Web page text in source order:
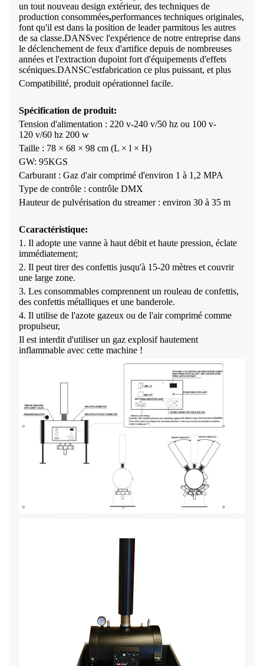
un tout nouveau design extérieur, des techniques de
production consommées,performances techniques originales,
font qu'il est dans la position de leader parmitous les autres
de sa classe.DANSvec l'expérience de notre entreprise dans
le déclenchement de feux d'artifice depuis de nombreuses
années et l'extraction dupoint fort d'équipements d'effets
scéniques.DANSC'estfabrication ce plus puissant, et plus
Compatibilité, produit opérationnel facile.
Spécification de produit:
Tension d'alimentation : 220 v-240 v/50 hz ou 100 v-
120 v/60 hz 200 w
Taille : 78 × 68 × 98 cm (L × l × H)
GW: 95KGS
Carburant : Gaz d'air comprimé d'environ 1 à 1,2 MPA
Type de contrôle : contrôle DMX
Hauteur de pulvérisation du streamer : environ 30 à 35 m
Ccaractéristique:
1. Il adopte une vanne à haut débit et haute pression, éclate
immédiatement;
2. Il peut tirer des confettis jusqu'à 15-20 mètres et couvrir
une large zone.
3. Les consommables comprennent un rouleau de confettis,
des confettis métalliques et une banderole.
4. Il utilise de l'azote gazeux ou de l'air comprimé comme
propulseur,
Il est interdit d'utiliser un gaz explosif hautement
inflammable avec cette machine !